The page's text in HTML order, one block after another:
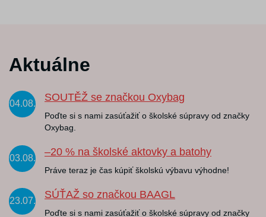
Aktuálne
04.08.
SOUTĚŽ se značkou Oxybag
Poďte si s nami zasúťažiť o školské súpravy od značky
Oxybag.
03.08.
–20 % na školské aktovky a batohy
Práve teraz je čas kúpiť školskú výbavu výhodne!
23.07.
SÚŤAŽ so značkou BAAGL
Poďte si s nami zasúťažiť o školské súpravy od značky